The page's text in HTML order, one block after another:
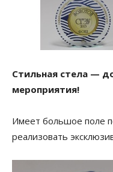
Стильная стела —
мероприятия!
Имеет большое поле
реализовать